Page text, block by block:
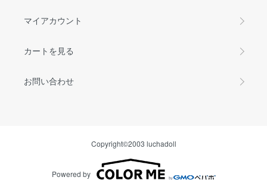
マイアカウント
カートを見る
お問い合わせ
Copyright©2003 luchadoll
Powered by